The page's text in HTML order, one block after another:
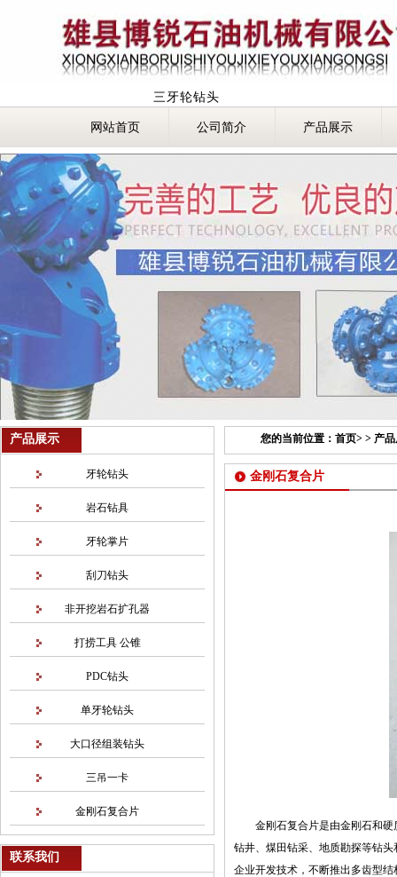
三牙轮钻头
网站首页 公司简介 产品展示
您的当前位置： 首页> > 产
金刚石复合片
金刚石复合片是由金刚石和
钻井、煤田钻采、地质勘探等钻
企业开发技术，不断推出多齿型
产品展示
牙轮钻头
岩石钻具
牙轮掌片
刮刀钻头
非开挖岩石扩孔器
打捞工具 公锥
PDC钻头
单牙轮钻头
大口径组装钻头
三吊一卡
金刚石复合片
联系我们